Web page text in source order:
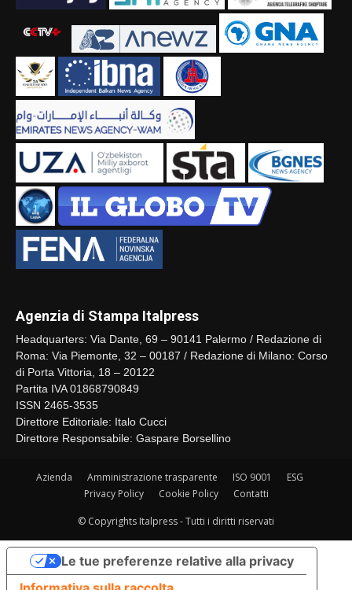
Agenzia di Stampa Italpress
Headquarters: Via Dante, 69 – 90141 Palermo / Redazione di
Roma: Via Piemonte, 32 – 00187 / Redazione di Milano: Corso
di Porta Vittoria, 18 – 20122
Partita IVA 01868790849
ISSN 2465-3535
Direttore Editoriale: Italo Cucci
Direttore Responsabile: Gaspare Borsellino
Azienda Amministrazione trasparente ISO 9001
ESG
Privacy Policy
Cookie Policy Contatti
© Copyrights Italpress - Tutti i diritti riservati
Le tue preferenze relative alla privacy